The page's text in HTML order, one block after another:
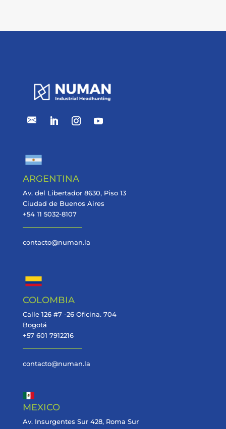
ARGENTINA
Av. del Libertador 8630, Piso 13
Ciudad de Buenos Aires
+54 11 5032-8107
contacto@numan.la
COLOMBIA
Calle 126 #7 -26 Oficina. 704
Bogotá
+57 601 7912216
contacto@numan.la
MEXICO
Av. Insurgentes Sur 428, Roma Sur